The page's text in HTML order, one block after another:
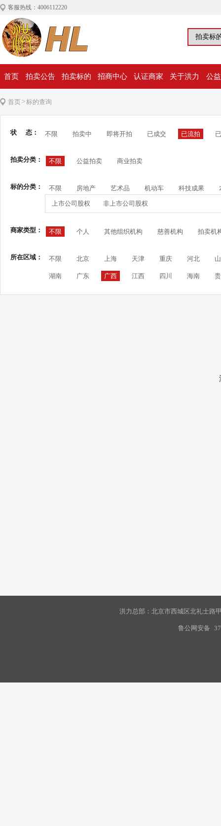
客服热线：4006112220
首页 拍卖公告 拍卖标的 招商中心 认证商家 关于洪力 公
首页>标的查询
状 态： 不限 拍卖中 即将开拍 已成交 已流拍
拍卖分类： 不限 公益拍卖 商业拍卖
标的分类： 不限 房地产 艺术品 机动车 科技成果
上市公司股权 非上市公司股权
商家类型： 不限 个人 其他组织机构 慈善机构 拍卖机
所在区域： 不限 北京 上海 天津 重庆 河北
湖南 广东 广西 江西 四川 海南
洪力总部：北京市西城区北礼士路
鲁公网安备